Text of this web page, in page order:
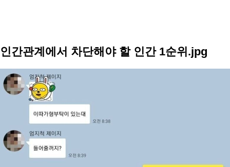
인간관계에서 차단해야 할 인간 1순위.jpg